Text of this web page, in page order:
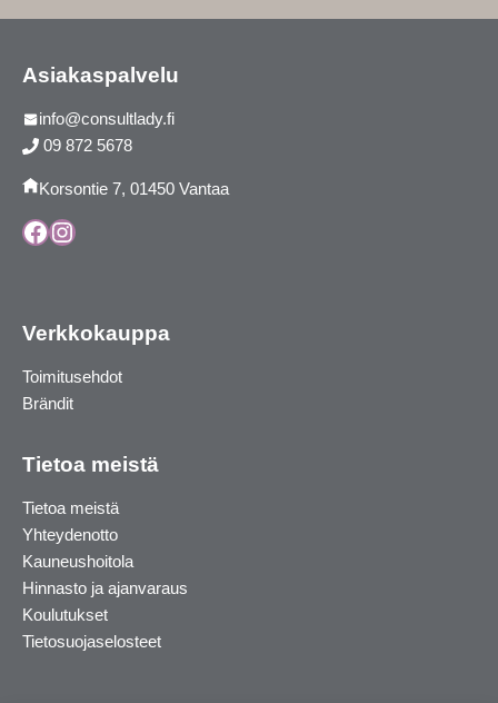
Asiakaspalvelu
info@consultlady.fi
09 872 5678
Korsontie 7, 01450 Vantaa
Facebook
Instagram
Verkkokauppa
Toimitusehdot
Brändit
Tietoa meistä
Tietoa meistä
Yhteydenotto
Kauneushoitola
Hinnasto ja ajanvaraus
Koulutukset
Tietosuojaselosteet